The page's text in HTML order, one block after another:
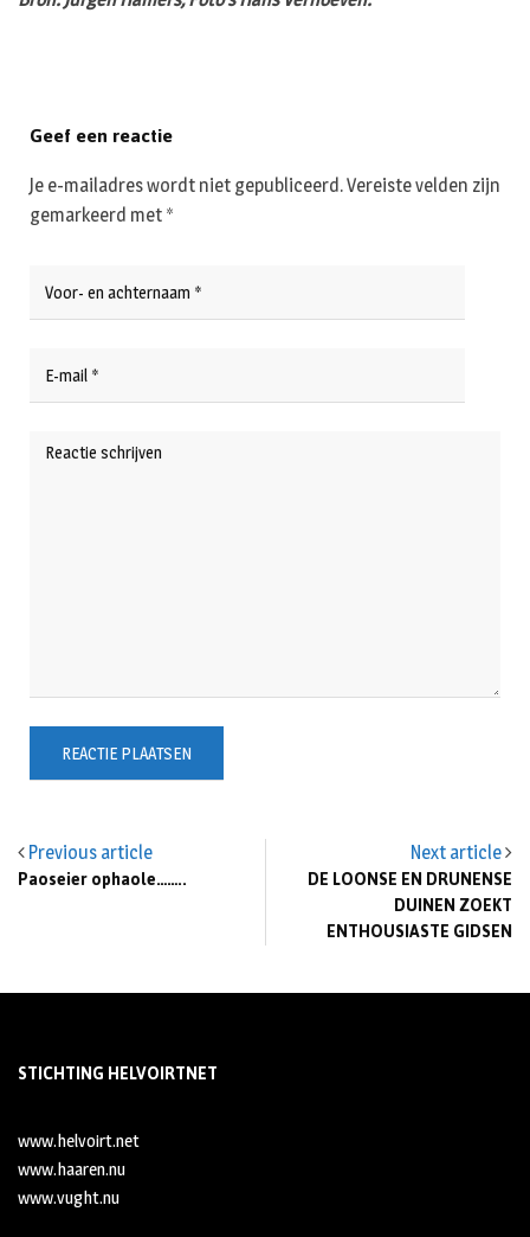
Previous article
Paoseier ophaole……..
Next article
DE LOONSE EN DRUNENSE
DUINEN ZOEKT
ENTHOUSIASTE GIDSEN
Geef een reactie
Je e-mailadres wordt niet gepubliceerd.Vereiste velden zijn
gemarkeerd met *
STICHTING HELVOIRTNET
www.helvoirt.net
www.haaren.nu
www.vught.nu